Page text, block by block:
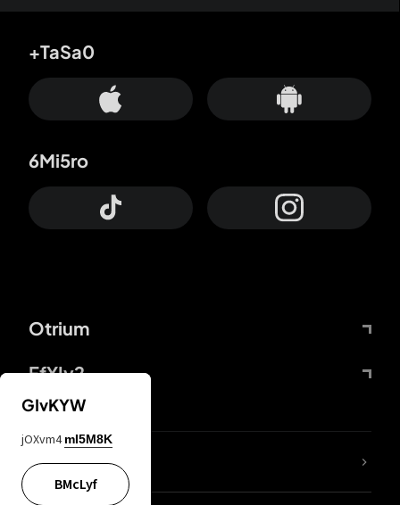
Otrium
FfYIy2
+TaSa0
6Mi5ro
KIjvtr
GIvKYW
jOXvm4 mI5M8K
BMcLyf